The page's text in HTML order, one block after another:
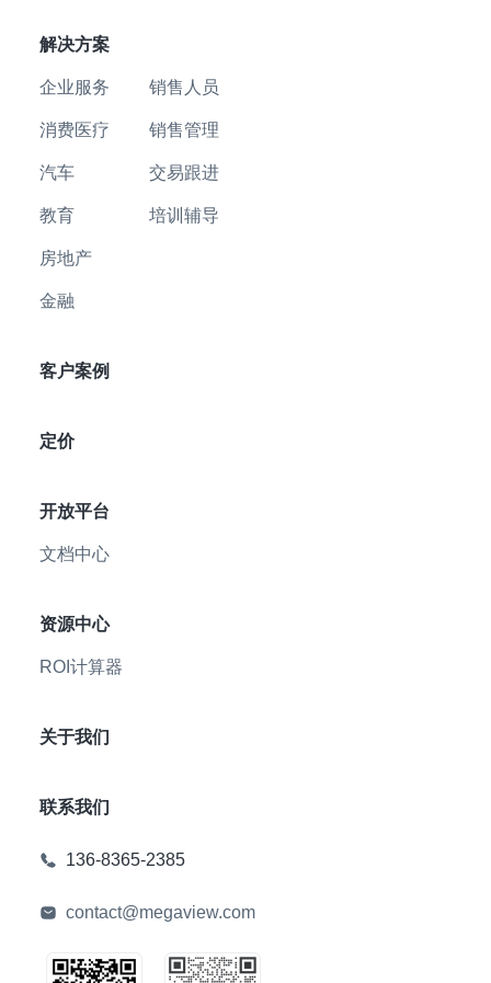
解决方案
企业服务
消费医疗
汽车
教育
房地产
金融
销售人员
销售管理
交易跟进
培训辅导
客户案例
定价
开放平台
文档中心
资源中心
ROI计算器
关于我们
联系我们
136-8365-2385
contact@megaview.com